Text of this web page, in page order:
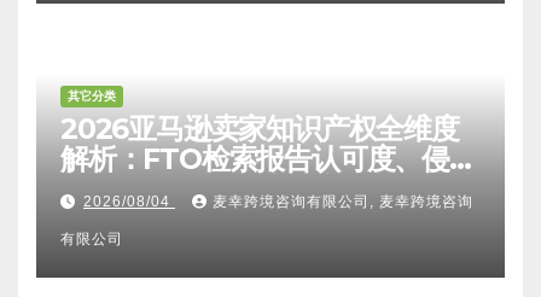
其它分类
2026亚马逊卖家知识产权全维度
解析：FTO检索报告认可度、侵权
比对区别、TRO应诉方法及服务商
甄选避坑全攻略
2026/08/04 麦幸跨境咨询有限公司, 麦幸跨境咨询
有限公司